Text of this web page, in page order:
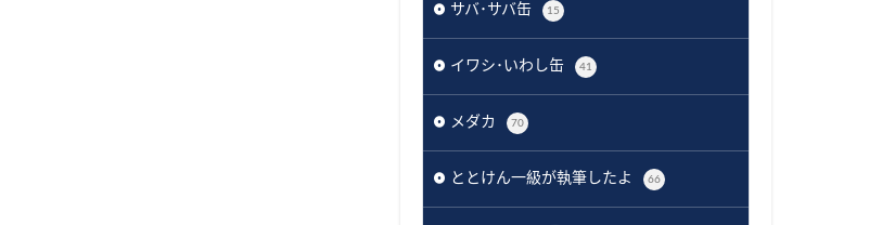
サバ･サバ缶 15
イワシ･いわし缶 41
メダカ 70
ととけん一級が執筆したよ 66